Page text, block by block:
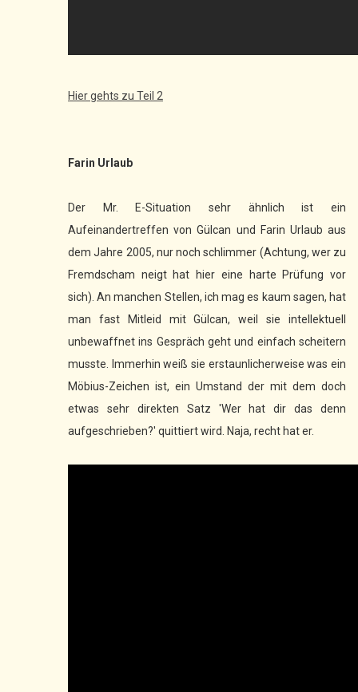
Hier gehts zu Teil 2
Farin Urlaub
Der Mr. E-Situation sehr ähnlich ist ein
Aufeinandertreffen von Gülcan und Farin Urlaub aus
dem Jahre 2005, nur noch schlimmer (Achtung, wer zu
Fremdscham neigt hat hier eine harte Prüfung vor
sich). An manchen Stellen, ich mag es kaum sagen, hat
man fast Mitleid mit Gülcan, weil sie intellektuell
unbewaffnet ins Gespräch geht und einfach scheitern
musste. Immerhin weiß sie erstaunlicherweise was ein
Möbius-Zeichen ist, ein Umstand der mit dem doch
etwas sehr direkten Satz 'Wer hat dir das denn
aufgeschrieben?' quittiert wird. Naja, recht hat er.